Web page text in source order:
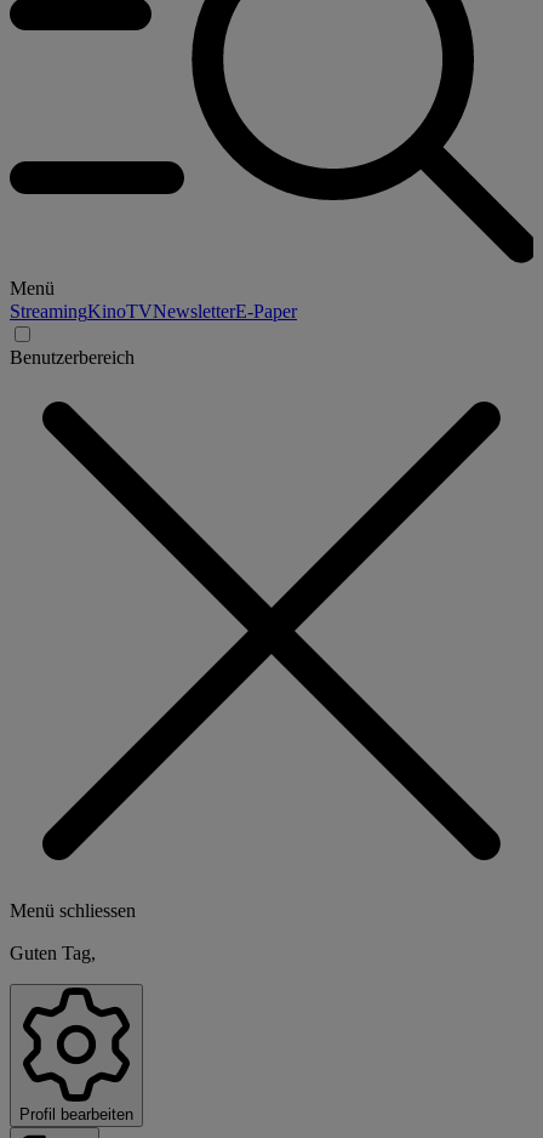
Menü
StreamingKinoTVNewsletterE-Paper
Benutzerbereich
Menü schliessen
Guten Tag,
Profil bearbeiten